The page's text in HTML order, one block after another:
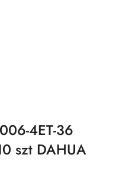
4ET-36
szt DAHUA